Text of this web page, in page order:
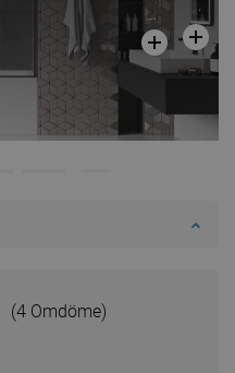
(4 Omdöme)